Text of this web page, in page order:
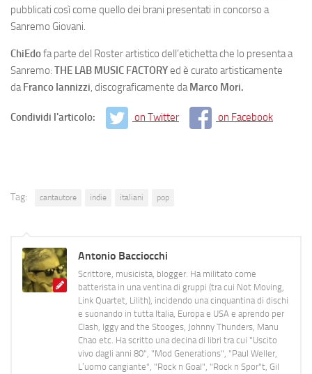
pubblicati così come quello dei brani presentati in concorso a
Sanremo Giovani.
ChiEdofa parte del Roster artistico dell’etichetta che lo presenta a
Sanremo: THE LAB MUSIC FACTORYed è curato artisticamente
daFranco Iannizzi, discograficamente daMarco Mori.
Condividi l'articolo: on Twitter on Facebook
Tag: cantautore indie italiani pop
Antonio Bacciocchi
Scrittore, musicista, blogger. Ha militato come
batterista in una ventina di gruppi (tra cui Not Moving,
Link Quartet, Lilith), incidendo una cinquantina di dischi
e suonando in tutta Italia, Europa e USA e aprendo per
Clash, Iggy and the Stooges, Johnny Thunders, Manu
Chao etc. Ha scritto una decina di libri tra cui "Uscito
vivo dagli anni 80", "Mod Generations", "Paul Weller,
L’uomo cangiante", "Rock n Goal", "Rock n Spor"t, Gil